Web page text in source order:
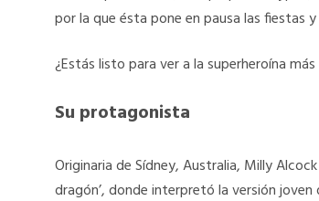
por la que ésta pone en pausa las fiestas
¿Estás listo para ver a la superheroína
Su protagonista
Originaria de Sídney, Australia, Milly
dragón’, donde interpretó la versión